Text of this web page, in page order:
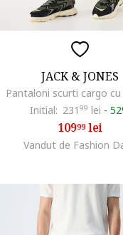
JACK & JONES
Initial: 231 99 lei -
10999lei
Vandut de Fashion